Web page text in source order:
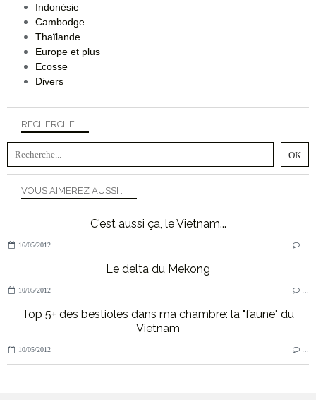
RECHERCHE
VOUS AIMEREZ AUSSI :
C'est aussi ça, le Vietnam...
16/05/2012
Le delta du Mekong
10/05/2012
Top 5+ des bestioles dans ma chambre: la "faune" du
Vietnam
10/05/2012
Indonésie
Cambodge
Thaïlande
Europe et plus
Ecosse
Divers